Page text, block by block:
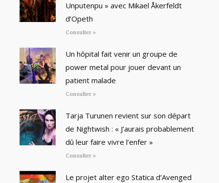
Unputenpu » avec Mikael Åkerfeldt
d’Opeth
Consulter »
Un hôpital fait venir un groupe de
power metal pour jouer devant un
patient malade
Consulter »
Tarja Turunen revient sur son départ
de Nightwish : « J’aurais probablement
dû leur faire vivre l’enfer »
Consulter »
Le projet alter ego Statica d’Avenged